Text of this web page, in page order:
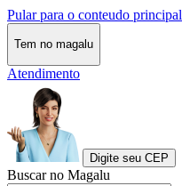
Pular para o conteudo principal
Tem no magalu
Atendimento
Digite seu CEP
Buscar no Magalu